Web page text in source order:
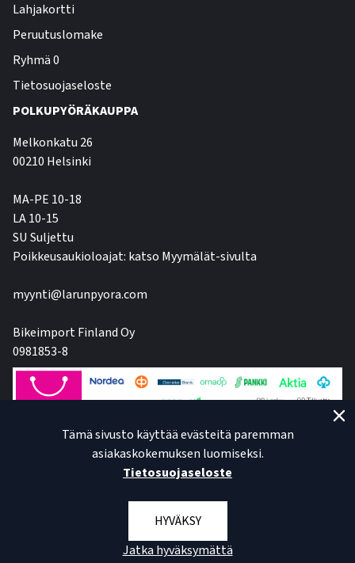
Lahjakortti
Peruutuslomake
Ryhmä 0
Tietosuojaseloste
POLKUPYÖRÄKAUPPA
Melkonkatu 26
00210 Helsinki
MA-PE 10-18
LA 10-15
SU Suljettu
Poikkeusaukioloajat: katso Myymälät-sivulta
myynti@larunpyora.com
Bikeimport Finland Oy
0981853-8
Tämä sivusto käyttää evästeitä paremman
asiakaskokemuksen luomiseksi.
Tietosuojaseloste
HYVÄKSY
Jatka hyväksymättä